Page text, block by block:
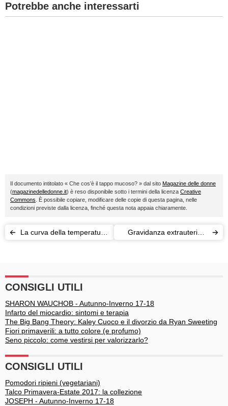
Potrebbe anche interessarti
Il documento intitolato « Che cos’è il tappo mucoso? » dal sito Magazine delle donne
(magazinedelledonne.it) è reso disponibile sotto i termini della licenza Creative
Commons . È possibile copiare, modificare delle copie di questa pagina, nelle
condizioni previste dalla licenza, finché questa nota appaia chiaramente.
La curva della temperatura
Gravidanza extrauterina:
CONSIGLI UTILI
SHARON WAUCHOB - Autunno-Inverno 17-18
Infarto del miocardio: sintomi e terapia
The Big Bang Theory: Kaley Cuoco e il divorzio da Ryan Sweeting
Fiori primaverili: a tutto colore (e profumo)
Seno piccolo: come vestirsi per valorizzarlo?
CONSIGLI UTILI
Pomodori ripieni (vegetariani)
Talco Primavera-Estate 2017: la collezione
JOSEPH - Autunno-Inverno 17-18